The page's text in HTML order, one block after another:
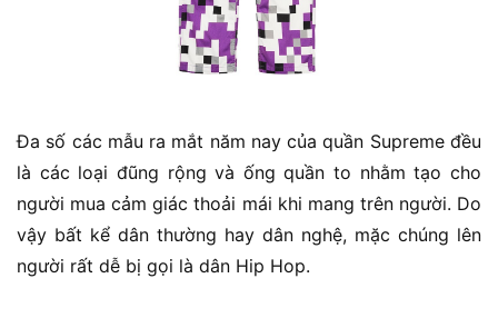
Đa số các mẫu ra mắt năm nay của quần Supreme đều
là các loại đũng rộng và ống quần to nhằm tạo cho
người mua cảm giác thoải mái khi mang trên người. Do
vậy bất kể dân thường hay dân nghệ, mặc chúng lên
người rất dễ bị gọi là dân Hip Hop.